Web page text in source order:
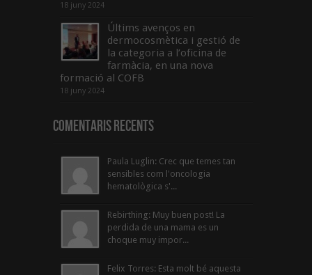
18 juny 2024
Últims avenços en
dermocosmètica i gestió de
la categoria a l’oficina de
farmàcia, en una nova
formació al COFB
18 juny 2024
Comentaris Recents
Paula Luglin: Crec que temes tan
sensibles com l'oncologia
hematològica s'...
Rebirthing: Muy buen post! La
perdida de una mama es un
choque muy impor...
Felix Torres: Esta molt bé aquesta